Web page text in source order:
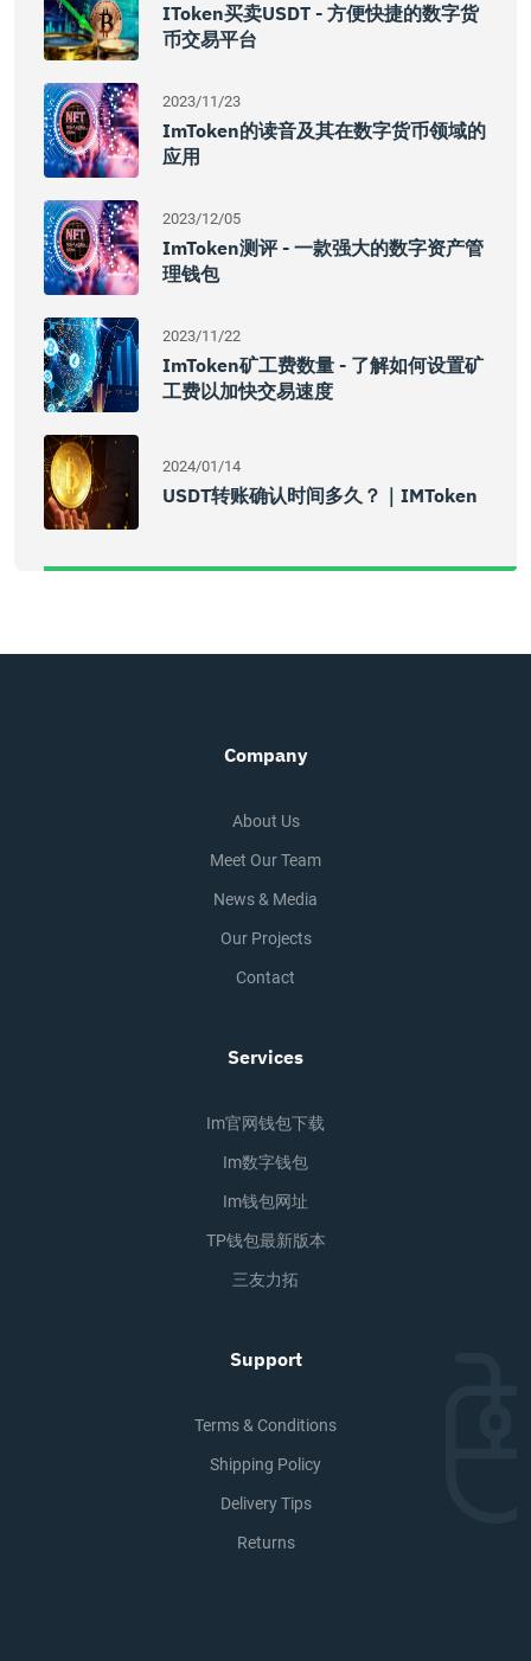
IToken买卖USDT - 方便快捷的数字货
币交易平台
2023/11/23
ImToken的读音及其在数字货币领域的
应用
2023/12/05
ImToken测评 - 一款强大的数字资产管
理钱包
2023/11/22
ImToken矿工费数量 - 了解如何设置矿
工费以加快交易速度
2024/01/14
USDT转账确认时间多久？｜IMToken
Company
About Us
Meet Our Team
News & Media
Our Projects
Contact
Services
Im官网钱包下载
Im数字钱包
Im钱包网址
TP钱包最新版本
三友力拓
Support
Terms & Conditions
Shipping Policy
Delivery Tips
Returns